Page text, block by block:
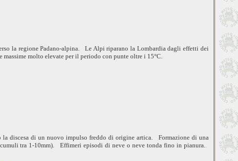
la regione Padano-alpina. Le Alpi riparano la Lombardia dagli effetti dei
molto elevate per il periodo con punte oltre i 15°C.
discesa di un nuovo impulso freddo di origine artica. Formazione di una
tra 1-10mm). Effimeri episodi di neve o neve tonda fino in pianura.